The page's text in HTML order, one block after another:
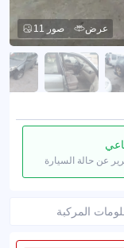
11 صور عرض
عن حالة السيارة
المركبة